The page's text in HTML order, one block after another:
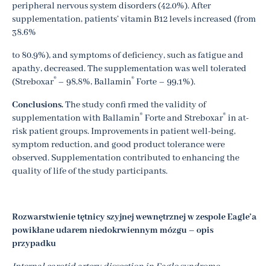
peripheral nervous system disorders (42.0%). After
supplementation, patients’ vitamin B12 levels increased (from
38.6%
to 80.9%), and symptoms of deficiency, such as fatigue and
apathy, decreased. The supplementation was well tolerated
(Streboxar® – 98,8%, Ballamin® Forte – 99,1%).
Conclusions.The study confi rmed the validity of
supplementation with Ballamin® Forte and Streboxar® in at-
risk patient groups. Improvements in patient well-being,
symptom reduction, and good product tolerance were
observed. Supplementation contributed to enhancing the
quality of life of the study participants.
Rozwarstwienie tętnicy szyjnej wewnętrznej w zespole Eagle’a
powikłane udarem niedokrwiennym mózgu – opis
przypadku